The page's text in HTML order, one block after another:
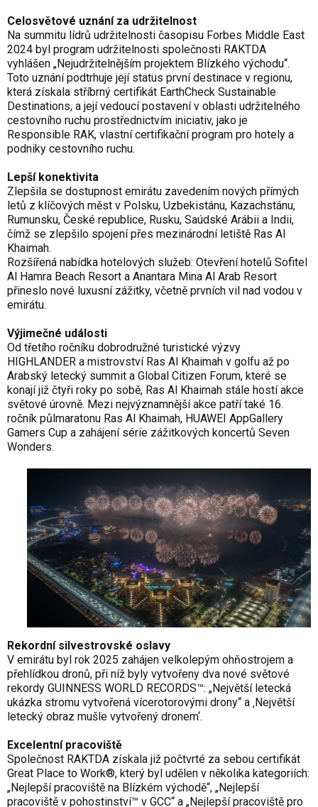
Celosvětové uznání za udržitelnost
Na summitu lídrů udržitelnosti časopisu Forbes Middle East
2024 byl program udržitelnosti společnosti RAKTDA
vyhlášen „Nejudržitelnějším projektem Blízkého východu“.
Toto uznání podtrhuje její status první destinace v regionu,
která získala stříbrný certifikát EarthCheck Sustainable
Destinations, a její vedoucí postavení v oblasti udržitelného
cestovního ruchu prostřednictvím iniciativ, jako je
Responsible RAK, vlastní certifikační program pro hotely a
podniky cestovního ruchu.
Lepší konektivita
Zlepšila se dostupnost emirátu zavedením nových přímých
letů z klíčových měst v Polsku, Uzbekistánu, Kazachstánu,
Rumunsku, České republice, Rusku, Saúdské Arábii a Indii,
čímž se zlepšilo spojení přes mezinárodní letiště Ras Al
Khaimah.
Rozšířená nabídka hotelových služeb: Otevření hotelů Sofitel
Al Hamra Beach Resort a Anantara Mina Al Arab Resort
přineslo nové luxusní zážitky, včetně prvních vil nad vodou v
emirátu.
Výjimečné události
Od třetího ročníku dobrodružné turistické výzvy
HIGHLANDER a mistrovství Ras Al Khaimah v golfu až po
Arabský letecký summit a Global Citizen Forum, které se
konají již čtyři roky po sobě, Ras Al Khaimah stále hostí akce
světové úrovně. Mezi nejvýznamnější akce patří také 16.
ročník půlmaratonu Ras Al Khaimah, HUAWEI AppGallery
Gamers Cup a zahájení série zážitkových koncertů Seven
Wonders.
Rekordní silvestrovské oslavy
V emirátu byl rok 2025 zahájen velkolepým ohňostrojem a
přehlídkou dronů, při níž byly vytvořeny dva nové světové
rekordy GUINNESS WORLD RECORDS™: „Největší letecká
ukázka stromu vytvořená vícerotorovými drony“ a ‚Největší
letecký obraz mušle vytvořený dronem‘.
Excelentní pracoviště
Společnost RAKTDA získala již počtvrté za sebou certifikát
Great Place to Work®, který byl udělen v několika kategoriích:
„Nejlepší pracoviště na Blízkém východě“, „Nejlepší
pracoviště v pohostinství™ v GCC“ a „Nejlepší pracoviště pro